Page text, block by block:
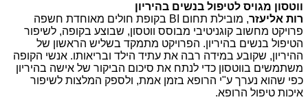
ווטסון מגויס לטיפול בנשים בהיריון
רות אליעזר, מובילת תחום BI בקופת חולים מאוחדת חשפה
פרויקט מחשוב קוגניטיבי מבוסס ווטסון, שבוצע בקופה, לשיפור
הטיפול בנשים בהיריון. הפרויקט מתמקד בשליש הראשון של
ההיריון, שקובע במידה רבה את עתיד הילד ובריאותו. אנשי הקופה
משתמשים בווטסון כדי לנתח את סיכום הביקור של אישה בהיריון
כפי שהוא נערך ע"י הרופא בזמן אמת, ולספק המלצות לשיפור
איכות טיפול הרופא.